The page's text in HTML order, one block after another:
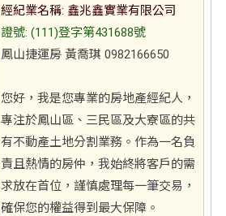
經紀業名稱: 鑫兆鑫實業有限公司
證號: (111)登字第431688號
鳳山捷運房 黃喬琪 0982166650
您好，我是您專業的房地產經紀人，
專注於鳳山區、三民區及大寮區的共
有不動產土地分割業務。作為一名負
責且熱情的房仲，我始終將客戶的需
求放在首位，謹慎處理每一筆交易，
確保您的權益得到最大保障。